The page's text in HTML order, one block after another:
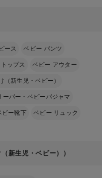
ース ベビー パンツ
ップス ベビー アウター
（新生児・ベビー）
ーパー・ベビーパジャマ
ビー靴下 ベビー リュック
新生児・ベビー））